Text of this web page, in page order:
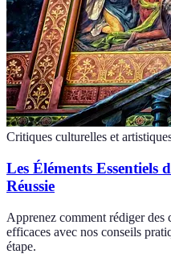
Critiques culturelles et
Les Éléments
Réussie
Apprenez comment rédiger des
efficaces avec nos conseils
étape.